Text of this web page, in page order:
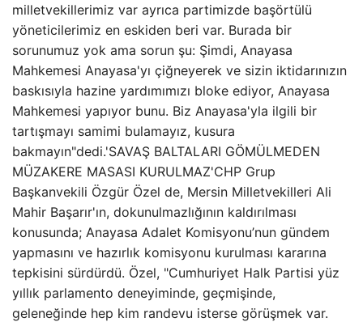
milletvekillerimiz var ayrıca partimizde başörtülü
yöneticilerimiz en eskiden beri var. Burada bir
sorunumuz yok ama sorun şu: Şimdi, Anayasa
Mahkemesi Anayasa'yı çiğneyerek ve sizin iktidarınızın
baskısıyla hazine yardımımızı bloke ediyor, Anayasa
Mahkemesi yapıyor bunu. Biz Anayasa'yla ilgili bir
tartışmayı samimi bulamayız, kusura
bakmayın"dedi.'SAVAŞ BALTALARI GÖMÜLMEDEN
MÜZAKERE MASASI KURULMAZ'CHP Grup
Başkanvekili Özgür Özel de, Mersin Milletvekilleri Ali
Mahir Başarır'ın, dokunulmazlığının kaldırılması
konusunda; Anayasa Adalet Komisyonu’nun gündem
yapmasını ve hazırlık komisyonu kurulması kararına
tepkisini sürdürdü. Özel, "Cumhuriyet Halk Partisi yüz
yıllık parlamento deneyiminde, geçmişinde,
geleneğinde hep kim randevu isterse görüşmek var.